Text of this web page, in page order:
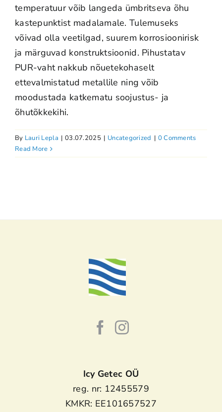
temperatuur võib langeda ümbritseva õhu
kastepunktist madalamale. Tulemuseks
võivad olla veetilgad, suurem korrosioonirisk
ja märguvad konstruktsioonid. Pihustatav
PUR-vaht nakkub nõuetekohaselt
ettevalmistatud metallile ning võib
moodustada katkematu soojustus- ja
õhutõkkekihi.
By Lauri Lepla | 03.07.2025 | Uncategorized | 0 Comments
Read More
Icy Getec OÜ
reg. nr: 12455579
KMKR: EE101657527